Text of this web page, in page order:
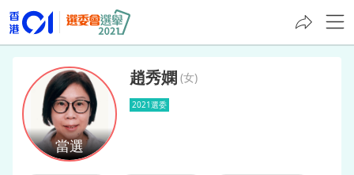
趙秀嫻
趙秀嫻 (女)
2021選委